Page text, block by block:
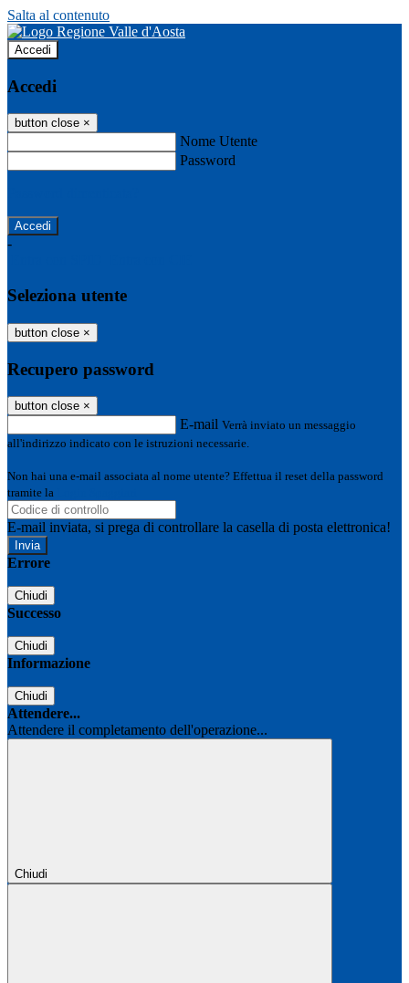
Salta al contenuto
Accedi
Accedi
button close ×
Nome Utente
Password
-
Seleziona utente
button close ×
Recupero password
button close ×
E-mail Verrà inviato un messaggio
all'indirizzo indicato con le istruzioni necessarie.
Non hai una e-mail associata al nome utente? Effettua il reset della password
tramite la
E-mail inviata, si prega di controllare la casella di posta elettronica!
Errore
Chiudi
Successo
Chiudi
Informazione
Chiudi
Attendere...
Attendere il completamento dell'operazione...
Chiudi